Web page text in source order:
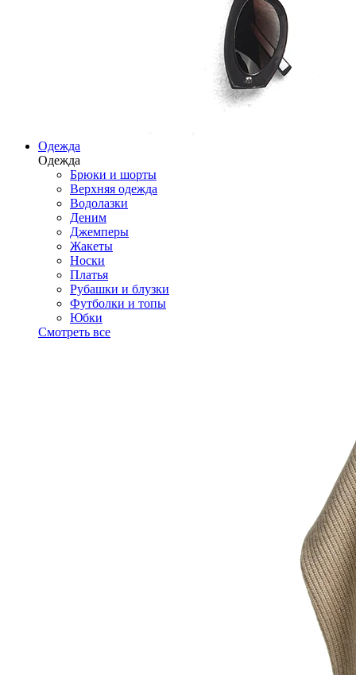
Одежда
Одежда
Брюки и шорты
Верхняя одежда
Водолазки
Деним
Джемперы
Жакеты
Носки
Платья
Рубашки и блузки
Футболки и топы
Юбки
Смотреть все